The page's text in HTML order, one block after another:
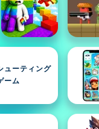
ューティング
ーム